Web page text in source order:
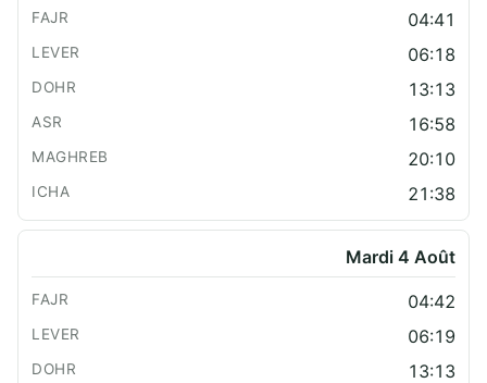
04:41
06:18
13:13
16:58
20:10
21:38
Mardi 4 Août
04:42
06:19
13:13